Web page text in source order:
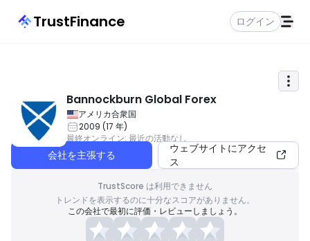
TrustFinance ログイン
Bannockburn Global Forex
アメリカ合衆国
2009 (17 年)
最終オンライン: 最近の活動なし
会社を主張する
ウェブサイトにアクセ
ス
TrustScore は利用できません
トレンドを表示するのに十分なスコアがありません。
この会社で最初に評価・レビューしましょう。